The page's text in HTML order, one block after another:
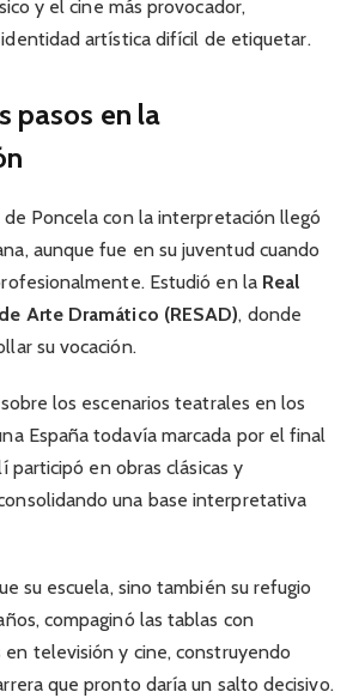
y el cine más provocador,
artística difícil de etiquetar.
pasos en la
Poncela con la interpretación llegó
aunque fue en su juventud cuando
Estudió en la Real
Arte Dramático (RESAD), donde
su vocación.
los escenarios teatrales en los
España todavía marcada por el final
participó en obras clásicas y
una base interpretativa
su escuela, sino también su refugio
compaginó las tablas con
televisión y cine, construyendo
que pronto daría un salto decisivo.